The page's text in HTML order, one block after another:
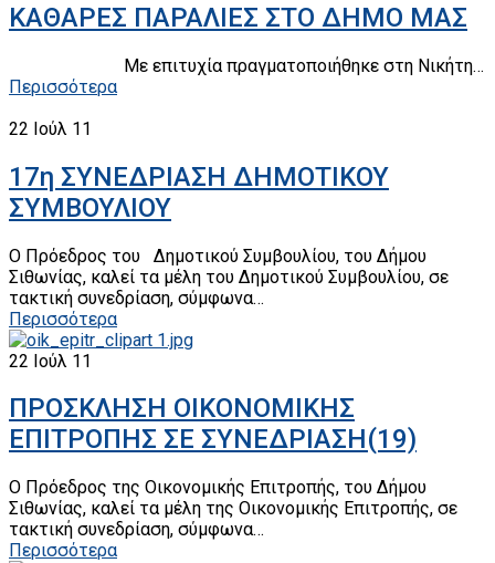
ΚΑΘΑΡΕΣ ΠΑΡΑΛΙΕΣ ΣΤΟ ΔΗΜΟ ΜΑΣ
Mε επιτυχία πραγματοποιήθηκε στη Νικήτη…
Περισσότερα
22 Ιούλ 11
17η ΣΥΝΕΔΡΙΑΣΗ ΔΗΜΟΤΙΚΟΥ
ΣΥΜΒΟΥΛΙΟΥ
Ο Πρόεδρος του Δημοτικού Συμβουλίου, του Δήμου
Σιθωνίας, καλεί τα μέλη του Δημοτικού Συμβουλίου, σε
τακτική συνεδρίαση, σύμφωνα…
Περισσότερα
22 Ιούλ 11
ΠΡΟΣΚΛΗΣΗ ΟΙΚΟΝΟΜΙΚΗΣ
ΕΠΙΤΡΟΠΗΣ ΣΕ ΣΥΝΕΔΡΙΑΣΗ(19)
Ο Πρόεδρος της Οικονομικής Επιτροπής, του Δήμου
Σιθωνίας, καλεί τα μέλη της Οικονομικής Επιτροπής, σε
τακτική συνεδρίαση, σύμφωνα…
Περισσότερα